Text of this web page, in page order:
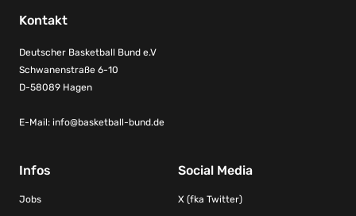
Kontakt
Deutscher Basketball Bund e.V
Schwanenstraße 6-10
D-58089 Hagen
E-Mail: info@basketball-bund.de
Infos
Jobs
Social Media
X (fka Twitter)